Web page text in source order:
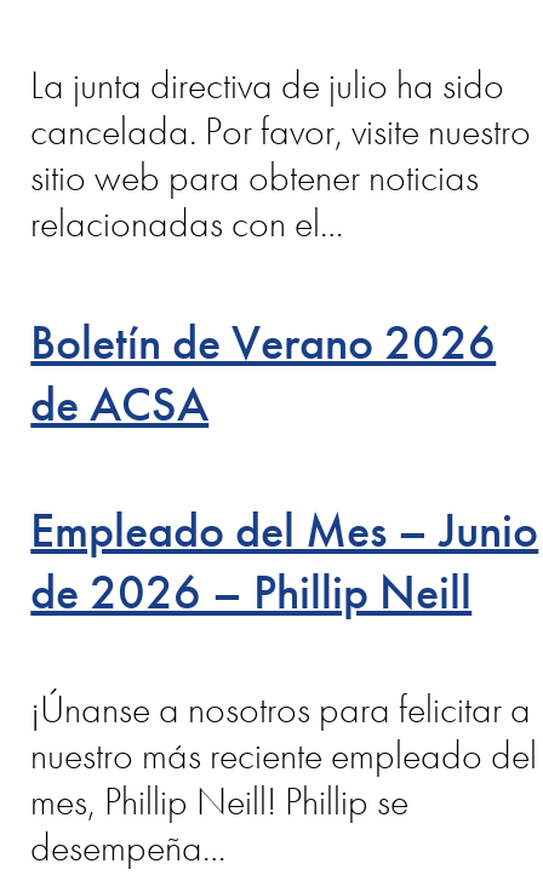
La junta directiva de julio ha sido
cancelada. Por favor, visite nuestro
sitio web para obtener noticias
relacionadas con el…
Boletín de Verano 2026
de ACSA
Empleado del Mes – Junio
de 2026 – Phillip Neill
¡Únanse a nosotros para felicitar a
nuestro más reciente empleado del
mes, Phillip Neill! Phillip se
desempeña…